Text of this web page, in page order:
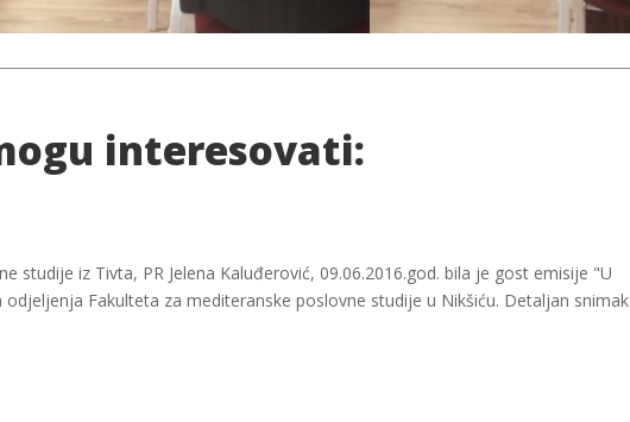
interesovati:
studije iz Tivta, PR Jelena Kaluđerović, 09.06.2016.god. bila je gost emisije "U
Fakulteta za mediteranske poslovne studije u Nikšiću. Detaljan snimak